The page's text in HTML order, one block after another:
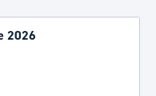
2026